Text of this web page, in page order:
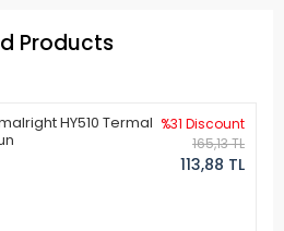
Products
HY510 Termal %31 Discount
165,13 TL
113,88 TL